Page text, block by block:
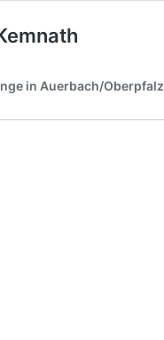
in Auerbach/Oberpfalz